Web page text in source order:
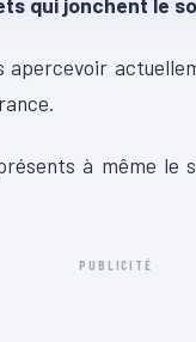
apercevoir
à même le
PUBLICITÉ